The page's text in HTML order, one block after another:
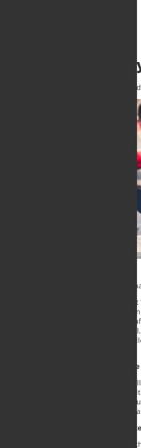
Fünf Fakten
von Hubert
Welchen Stellenwert können
Die EU will ab 2035 keine Autos
Verhandlungen in der
Fuels geben. Die synthetischen
oder Diesel, sind aber
vollständig aus erneuerbaren
1. 1,2 Millionen neue
Europaweit arbeiten derzeit 3,4
im Fahrzeugbau. Steigt die
auch E-Fuels gehören, können in
Millionen neue Arbeitsplätze im
2. Schon fünf Prozent E-Fuels
E-Fuels sind fast die einzige